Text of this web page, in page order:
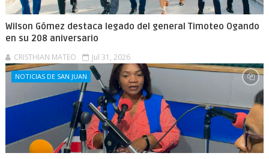
Wilson Gómez destaca legado del general Timoteo Ogando
en su 208 aniversario
CRISTHIAN MATEO Jul 31, 2026
NOTICIAS DE SAN JUAN